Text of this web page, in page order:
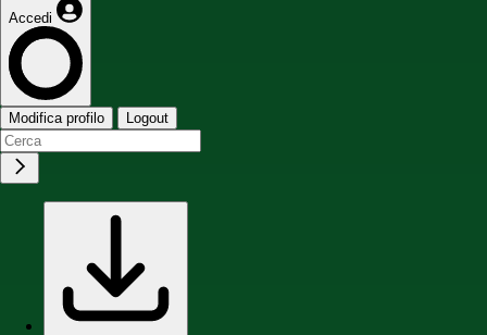
Accedi
Modifica profilo Logout